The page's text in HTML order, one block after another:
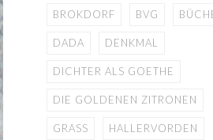
BROKDORF BVG
DADA DENKMAL
DICHTER ALS GOETHE
DIE GOLDENEN ZITRONEN
GRASS HALLERVORDEN